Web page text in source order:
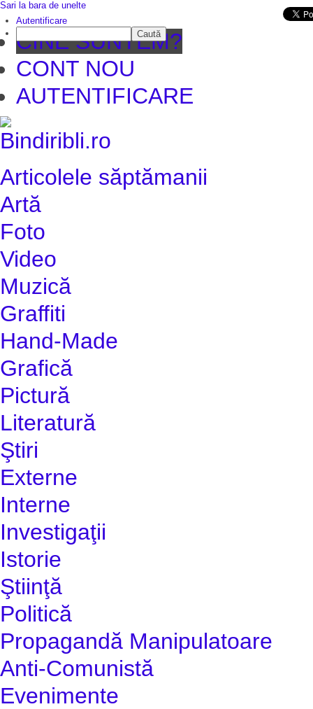
CINE SUNTEM?
CONT NOU
AUTENTIFICARE
Articolele săptămanii
Artă
Foto
Video
Muzică
Graffiti
Hand-Made
Grafică
Pictură
Literatură
Ştiri
Externe
Interne
Investigaţii
Istorie
Ştiinţă
Politică
Propagandă Manipulatoare
Anti-Comunistă
Evenimente
Sari la bara de unelte
Autentificare
Caută